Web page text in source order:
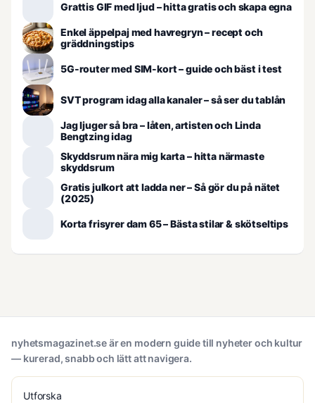
Grattis GIF med ljud – hitta gratis och skapa egna
Enkel äppelpaj med havregryn – recept och
gräddningstips
5G-router med SIM-kort – guide och bäst i test
SVT program idag alla kanaler – så ser du tablån
Jag ljuger så bra – låten, artisten och Linda
Bengtzing idag
Skyddsrum nära mig karta – hitta närmaste
skyddsrum
Gratis julkort att ladda ner – Så gör du på nätet
(2025)
Korta frisyrer dam 65 – Bästa stilar & skötseltips
nyhetsmagazinet.se är en modern guide till nyheter och kultur
— kurerad, snabb och lätt att navigera.
Utforska